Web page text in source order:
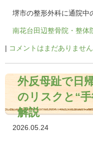
堺市の整形外科に通院中
南花台田辺整骨院・整体
| コメントはまだありません
外反母趾で日
のリスクと“
解説
2026.05.24